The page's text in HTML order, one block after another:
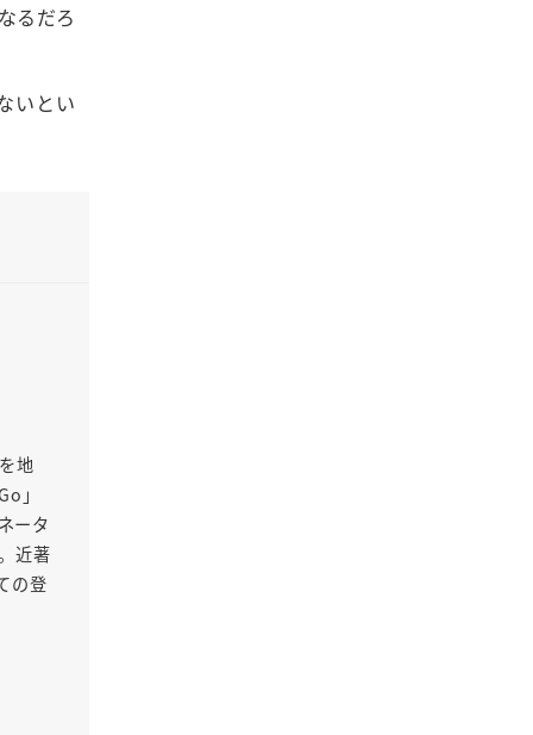
るだろ
いとい
地
」
ータ
近著
の登